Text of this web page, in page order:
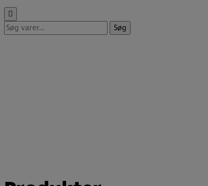
Søg
efter:
Søg